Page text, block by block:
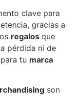
clave para
gracias a
regalos que
pérdida ni de
tu marca
son